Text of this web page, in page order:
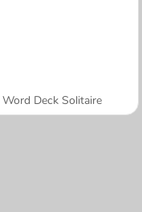
Word Deck Solitaire